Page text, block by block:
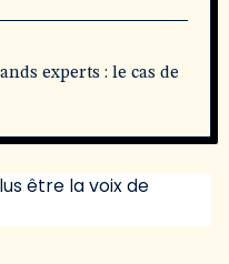
experts : le cas de